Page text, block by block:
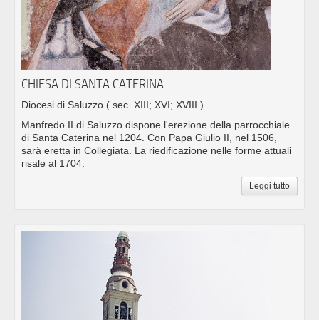
CHIESA DI SANTA CATERINA
Diocesi di Saluzzo ( sec. XIII; XVI; XVIII )
Manfredo II di Saluzzo dispone l'erezione della parrocchiale
di Santa Caterina nel 1204. Con Papa Giulio II, nel 1506,
sarà eretta in Collegiata. La riedificazione nelle forme attuali
risale al 1704.
Leggi tutto